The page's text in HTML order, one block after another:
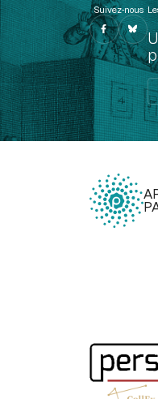
Suivez-nous